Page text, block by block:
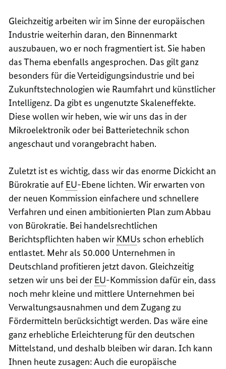
Gleichzeitig arbeiten wir im Sinne der europäischen
Industrie weiterhin daran, den Binnenmarkt
auszubauen, wo er noch fragmentiert ist. Sie haben
das Thema ebenfalls angesprochen. Das gilt ganz
besonders für die Verteidigungsindustrie und bei
Zukunftstechnologien wie Raumfahrt und künstlicher
Intelligenz. Da gibt es ungenutzte Skaleneffekte.
Diese wollen wir heben, wie wir uns das in der
Mikroelektronik oder bei Batterietechnik schon
angeschaut und vorangebracht haben.
Zuletzt ist es wichtig, dass wir das enorme Dickicht an
Bürokratie auf EU-Ebene lichten. Wir erwarten von
der neuen Kommission einfachere und schnellere
Verfahren und einen ambitionierten Plan zum Abbau
von Bürokratie. Bei handelsrechtlichen
Berichtspflichten haben wir KMUs schon erheblich
entlastet. Mehr als 50.000 Unternehmen in
Deutschland profitieren jetzt davon. Gleichzeitig
setzen wir uns bei der EU-Kommission dafür ein, dass
noch mehr kleine und mittlere Unternehmen bei
Verwaltungsausnahmen und dem Zugang zu
Fördermitteln berücksichtigt werden. Das wäre eine
ganz erhebliche Erleichterung für den deutschen
Mittelstand, und deshalb bleiben wir daran. Ich kann
Ihnen heute zusagen: Auch die europäische